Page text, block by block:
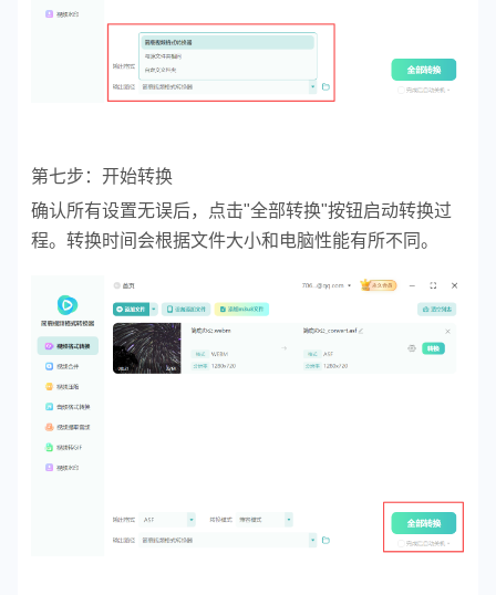
第七步：开始转换
确认所有设置无误后，点击"全部转换"按钮启动转换过
程。转换时间会根据文件大小和电脑性能有所不同。